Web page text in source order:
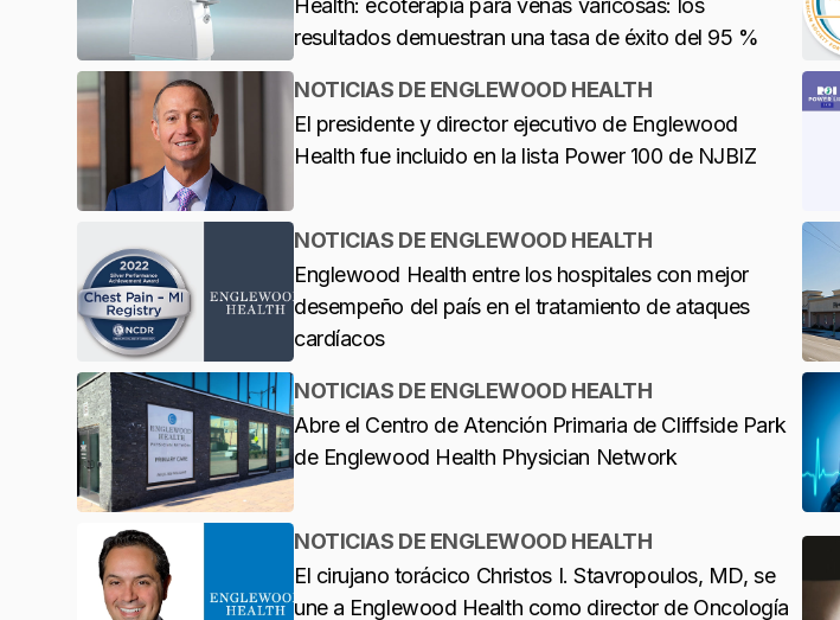
Health: ecoterapia para venas varicosas: los
resultados demuestran una tasa de éxito del 95 %
NOTICIAS DE ENGLEWOOD HEALTH
El presidente y director ejecutivo de Englewood
Health fue incluido en la lista Power 100 de NJBIZ
NOTICIAS DE ENGLEWOOD HEALTH
Englewood Health entre los hospitales con mejor
desempeño del país en el tratamiento de ataques
cardíacos
NOTICIAS DE ENGLEWOOD HEALTH
Abre el Centro de Atención Primaria de Cliffside Park
de Englewood Health Physician Network
NOTICIAS DE ENGLEWOOD HEALTH
El cirujano torácico Christos I. Stavropoulos, MD, se
une a Englewood Health como director de Oncología